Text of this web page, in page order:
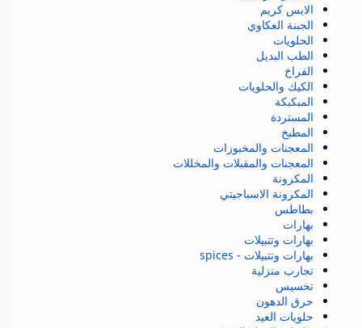
الايس كريم
الجبنة العكاوي
الحلويات
الطب البديل
الفراخ
الكيك والحلويات
المبكبكة
المستردة
المطبخ
المعجنات والمخبوزات
المعجنات والمقبلات والمخللات
المكرونة
المكرونة الاسباجيتي
بطاطس
بهارات
بهارات وتتبيلات
بهارات وتتبيلات - spices
تجارب منزلية
تخسيس
حرق الدهون
حلويات العيد